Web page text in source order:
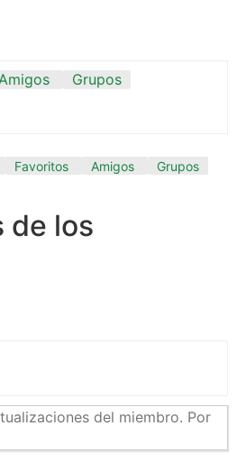
Amigos
Grupos
Favoritos Amigos Grupos
de los
del miembro. Por